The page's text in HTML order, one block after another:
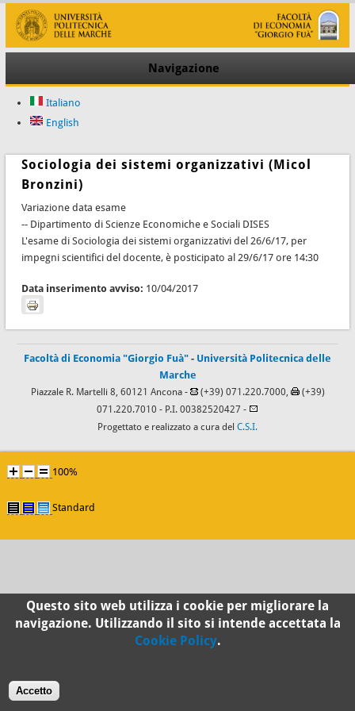
Navigazione
Italiano
English
Sociologia dei sistemi organizzativi (Micol
Bronzini)
Variazione data esame
-- Dipartimento di Scienze Economiche e Sociali DISES
L'esame di Sociologia dei sistemi organizzativi del 26/6/17, per
impegni scientifici del docente, è posticipato al 29/6/17 ore 14:30
Data inserimento avviso: 10/04/2017
Facoltà di Economia "Giorgio Fuà" - Università Politecnica delle
Marche
Piazzale R. Martelli 8, 60121 Ancona - (+39) 071.220.7000,
(+39)
071.220.7010 - P.I. 00382520427 -
Progettato e realizzato a cura del C.S.I.
100%
Standard
Questo sito web utilizza i cookie per migliorare la
navigazione. Utilizzando il sito si intende accettata la
Cookie Policy.
Accetto